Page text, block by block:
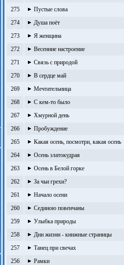
275
Пустые слова
274
Душа поёт
273
Я женщина
272
Весенние настроение
271
Связь с природой
270
В сердце май
269
Мечтательница
268
С кем-то было
267
Хмурной день
266
Пробуждение
265
Какая осень, посмотри, какая осень
264
Осень златокудрая
263
Осень в Белой горке
262
За чьи грехи?
261
Начало осени
260
Сединою повенчаны
259
Улыбка природы
258
Дни жизни - книжные страницы
257
Танец при свечах
256
Рамки